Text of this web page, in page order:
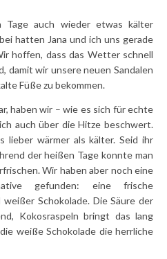
hatten Jana und ich uns gerade
hoffen, dass das Wetter schnell
damit wir unsere neuen Sandalen
Füße zu bekommen.
haben wir – wie es sich für echte
auch über die Hitze beschwert.
lieber wärmer als kälter. Seid ihr
der heißen Tage konnte man
Wir haben aber noch eine
gefunden: eine frische
Schokolade. Die Säure der
Kokosraspeln bringt das lang
weiße Schokolade die herrliche